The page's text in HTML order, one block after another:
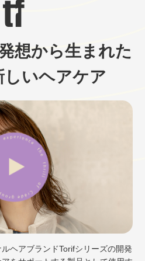
想から生まれた
しいヘアケア
ヘアブランドTorifシリーズの開発